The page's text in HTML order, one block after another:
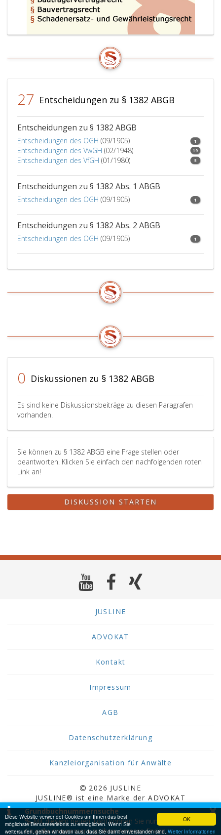
OK
Diese Website verwendet Cookies um Ihnen das best
möglichste Benutzererlebnis zu ermöglichen. Wenn Sie
weitersurfen, gehen wir davon aus, dass Sie damit einverstanden sind.Weiter Informationen
27 Entscheidungen zu § 1382 ABGB
Entscheidungen zu § 1382 ABGB
Entscheidungen des OGH (09/1905) 1
Entscheidungen des VwGH (02/1948) 19
Entscheidungen des VfGH (01/1980) 5
Entscheidungen zu § 1382 Abs. 1 ABGB
Entscheidungen des OGH (09/1905) 1
Entscheidungen zu § 1382 Abs. 2 ABGB
Entscheidungen des OGH (09/1905) 1
0 Diskussionen zu § 1382 ABGB
Es sind keine Diskussionsbeiträge zu diesen Paragrafen
vorhanden.
Sie können zu § 1382 ABGB eine Frage stellen oder
beantworten. Klicken Sie einfach den nachfolgenden roten
Link an!
DISKUSSION STARTEN
JUSLINE
ADVOKAT
Kontakt
Impressum
AGB
Datenschutzerklärung
Kanzleiorganisation für Anwälte
2026 JUSLINE
JUSLINE® ist eine Marke der ADVOKAT
Unternehmensberatung Greiter & Greiter GmbH.
×
Grundbuchnummernsuche
Mit diesem neuen Tool können Sie nun
Grundbuchnummern zu Ihrer Adresse finden.